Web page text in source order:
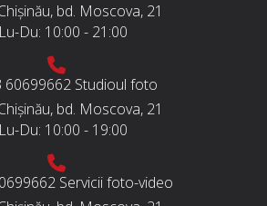
bd. Moscova, 21
Lu-Du: 10:00 - 21:00
60699662 Studioul foto
bd. Moscova, 21
Lu-Du: 10:00 - 19:00
Servicii foto-video